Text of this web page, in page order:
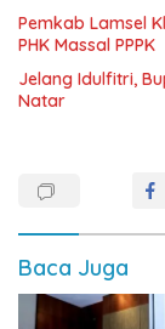
Pemkab Lamsel
PHK Massal PPPK
Jelang Idulfitri,
Natar
Baca Juga